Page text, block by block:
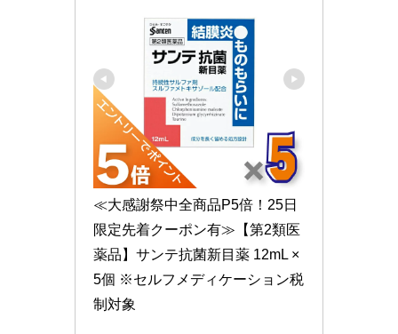
≪大感謝祭中全商品P5倍！25日
限定先着クーポン有≫【第2類医
薬品】サンテ抗菌新目薬 12mL ×
5個 ※セルフメディケーション税
制対象